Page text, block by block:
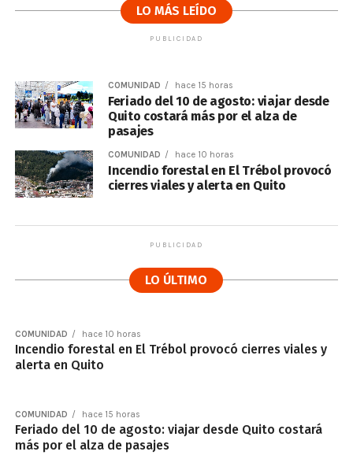
LO MÁS LEÍDO
PUBLICIDAD
COMUNIDAD hace 15 horas
Feriado del 10 de agosto: viajar desde
Quito costará más por el alza de
pasajes
COMUNIDAD hace 10 horas
Incendio forestal en El Trébol provocó
cierres viales y alerta en Quito
PUBLICIDAD
LO ÚLTIMO
COMUNIDAD hace 10 horas
Incendio forestal en El Trébol provocó cierres viales y
alerta en Quito
COMUNIDAD hace 15 horas
Feriado del 10 de agosto: viajar desde Quito costará
más por el alza de pasajes